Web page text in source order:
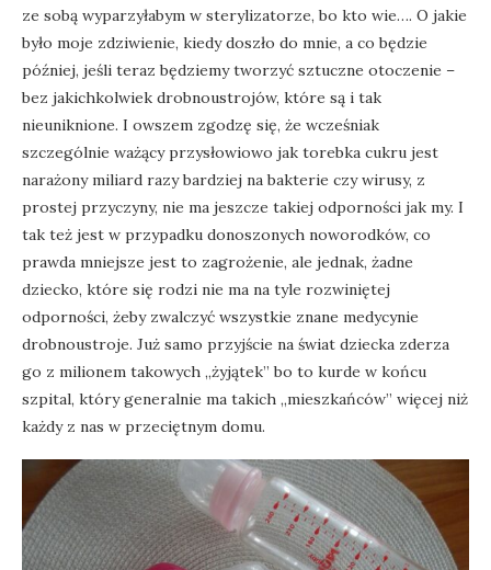
ze sobą wyparzyłabym w sterylizatorze, bo kto wie…. O jakie
było moje zdziwienie, kiedy doszło do mnie, a co będzie
później, jeśli teraz będziemy tworzyć sztuczne otoczenie –
bez jakichkolwiek drobnoustrojów, które są i tak
nieuniknione. I owszem zgodzę się, że wcześniak
szczególnie ważący przysłowiowo jak torebka cukru jest
narażony miliard razy bardziej na bakterie czy wirusy, z
prostej przyczyny, nie ma jeszcze takiej odporności jak my. I
tak też jest w przypadku donoszonych noworodków, co
prawda mniejsze jest to zagrożenie, ale jednak, żadne
dziecko, które się rodzi nie ma na tyle rozwiniętej
odporności, żeby zwalczyć wszystkie znane medycynie
drobnoustroje. Już samo przyjście na świat dziecka zderza
go z milionem takowych „żyjątek” bo to kurde w końcu
szpital, który generalnie ma takich „mieszkańców” więcej niż
każdy z nas w przeciętnym domu.